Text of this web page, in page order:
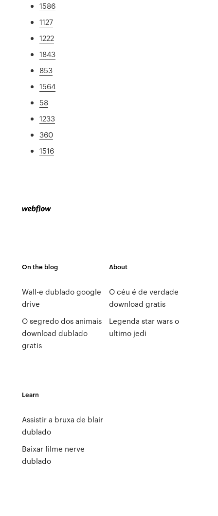
1586
1127
1222
1843
853
1564
58
1233
360
1516
On the blog
Wall-e dublado google
drive
O segredo dos animais
download dublado
gratis
About
O céu é de verdade
download gratis
Legenda star wars o
ultimo jedi
Learn
Assistir a bruxa de blair
dublado
Baixar filme nerve
dublado